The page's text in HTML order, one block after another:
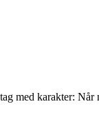
med karakter: Når